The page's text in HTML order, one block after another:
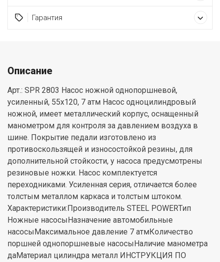
Гарантия
Описание
Арт.: SPR 2803 Насос ножной однопоршневой,
усиленный, 55х120, 7 атм Насос одноцилиндровый
ножной, имеет металлический корпус, оснащенный
манометром для контроля за давлением воздуха в
шине. Покрытие педали изготовлено из
противоскользящей и износостойкой резины, для
дополнительной стойкости, у насоса предусмотрены
резиновые ножки. Насос комплектуется
переходниками. Усиленная серия, отличается более
толстым металлом каркаса и толстым штоком.
Характеристики:Производитель STEEL POWERТип
Ножные насосыНазначение автомобильные
насосыМаксимальное давление 7 атмКоличество
поршней однопоршневые насосыНаличие манометра
даМатериал цилиндра металл ИНСТРУКЦИЯ ПО